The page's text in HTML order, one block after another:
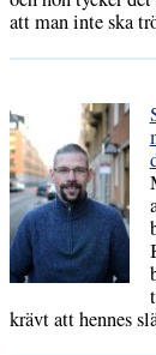
att man inte ska
krävt att hennes